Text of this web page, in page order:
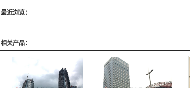
最近浏览：
相关产品：